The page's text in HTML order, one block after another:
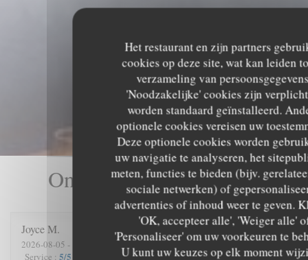
Het restaurant en zijn partners
cookies op deze site, wat kan leiden
verzameling van
'Noodzakelijke' cookies zijn
worden standaard geïnstalleerd.
optionele cookies vereisen uw
Deze optionele cookies worden
uw navigatie te analyseren, het
meten, functies te bieden (bijv.
sociale netwerken) of
advertenties of inhoud weer te geven.
'OK, accepteer alle', 'Weiger alle'
'Personaliseer' om uw voorkeuren te
U kunt uw keuzes op elk moment
Onze gastbeoordelingen
Joyce M
2026-08-05 - 19:00 - Gasten 2
Service : 5/5 5/5 Keuken:5/5 Kwaliteit / Prijs :5/5